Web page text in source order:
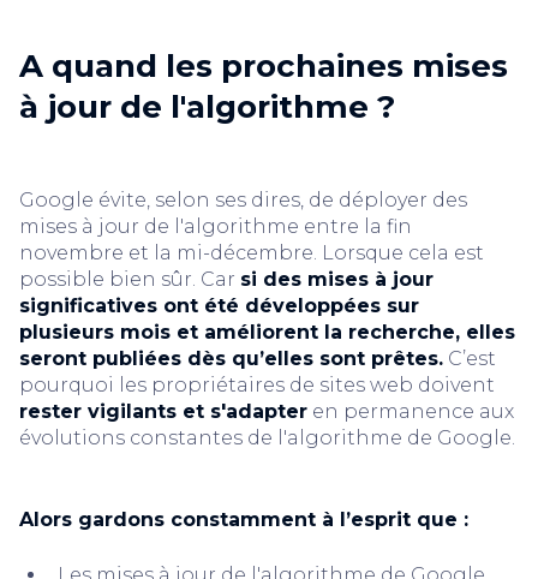
A quand les prochaines mises
à jour de l'algorithme ?
Google évite, selon ses dires, de déployer des
mises à jour de l'algorithme entre la fin
novembre et la mi-décembre. Lorsque cela est
possible bien sûr. Car si des mises à jour
significatives ont été développées sur
plusieurs mois et améliorent la recherche, elles
seront publiées dès qu’elles sont prêtes. C’est
pourquoi les propriétaires de sites web doivent
rester vigilants et s'adapter en permanence aux
évolutions constantes de l'algorithme de Google.
Alors gardons constamment à l’esprit que :